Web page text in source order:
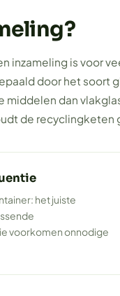
inzameling is voor
door het soort
middelen dan
de recyclingketen
het juiste
voorkomen onnodige